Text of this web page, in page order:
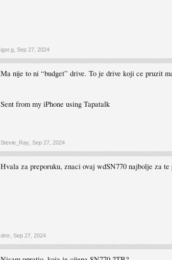
igor.g Sep 27, 2024
Ma nije to ni “budget” drive. To je drive koji ce pruzit
Sent from my iPhone using Tapatalk
Stevie_Ray Sep 27, 2024
Hvala za preporuku, znaci ovaj wdSN770 najbolje za te
dmr Sep 27, 2024